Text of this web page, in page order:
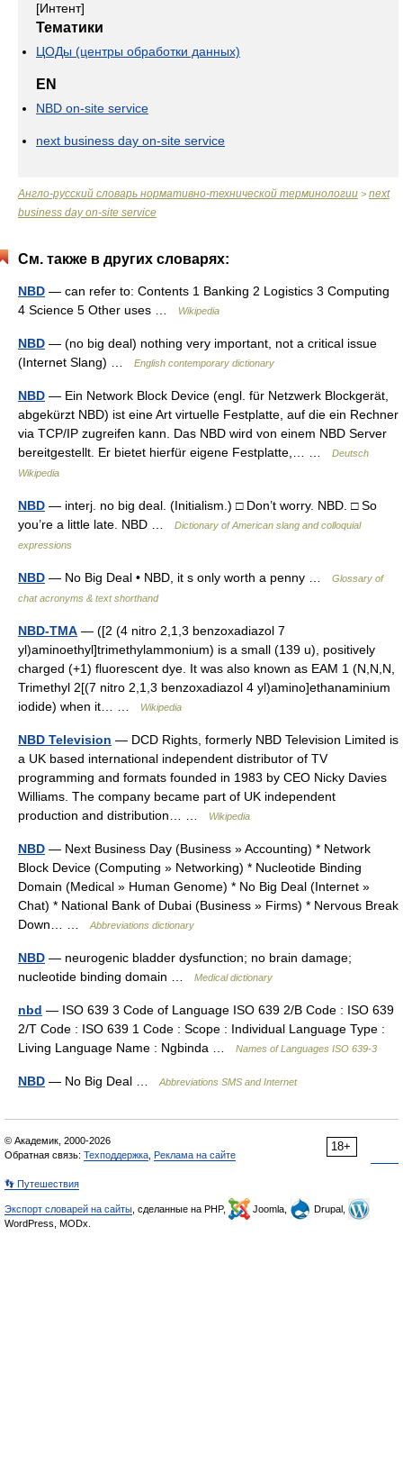
[Интент]
Тематики
ЦОДы (центры обработки данных)
EN
NBD on-site service
next business day on-site service
Англо-русский словарь нормативно-технической терминологии > next
business day on-site service
См. также в других словарях:
NBD — can refer to: Contents 1 Banking 2 Logistics 3 Computing
4 Science 5 Other uses …
Wikipedia
NBD — (no big deal) nothing very important, not a critical issue
(Internet Slang) …
English contemporary dictionary
NBD — Ein Network Block Device (engl. für Netzwerk Blockgerät,
abgekürzt NBD) ist eine Art virtuelle Festplatte, auf die ein Rechner
via TCP/IP zugreifen kann. Das NBD wird von einem NBD Server
bereitgestellt. Er bietet hierfür eigene Festplatte,… …
Deutsch
Wikipedia
NBD — interj. no big deal. (Initialism.) □ Don’t worry. NBD. □ So
you’re a little late. NBD …
Dictionary of American slang and colloquial
expressions
NBD — No Big Deal • NBD, it s only worth a penny …
Glossary of
chat acronyms & text shorthand
NBD-TMA — ([2 (4 nitro 2,1,3 benzoxadiazol 7
yl)aminoethyl]trimethylammonium) is a small (139 u), positively
charged (+1) fluorescent dye. It was also known as EAM 1 (N,N,N,
Trimethyl 2[(7 nitro 2,1,3 benzoxadiazol 4 yl)amino]ethanaminium
iodide) when it… …
Wikipedia
NBD Television — DCD Rights, formerly NBD Television Limited is
a UK based international independent distributor of TV
programming and formats founded in 1983 by CEO Nicky Davies
Williams. The company became part of UK independent
production and distribution… …
Wikipedia
NBD — Next Business Day (Business » Accounting) * Network
Block Device (Computing » Networking) * Nucleotide Binding
Domain (Medical » Human Genome) * No Big Deal (Internet »
Chat) * National Bank of Dubai (Business » Firms) * Nervous Break
Down… …
Abbreviations dictionary
NBD — neurogenic bladder dysfunction; no brain damage;
nucleotide binding domain …
Medical dictionary
nbd — ISO 639 3 Code of Language ISO 639 2/B Code : ISO 639
2/T Code : ISO 639 1 Code : Scope : Individual Language Type :
Living Language Name : Ngbinda …
Names of Languages ISO 639-3
NBD — No Big Deal … Abbreviations SMS and Internet
18+
© Академик, 2000-2026
Обратная связь: Техподдержка Реклама на сайте
👣 Путешествия
Экспорт словарей на сайты , сделанные на PHP, Joomla,
Drupal,
WordPress, MODx.